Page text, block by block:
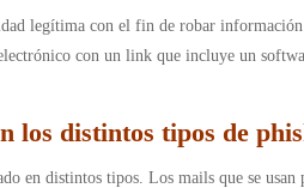
legítima con el fin de robar
con un link que incluye un
los distintos tipos de
en distintos tipos. Los mails que se